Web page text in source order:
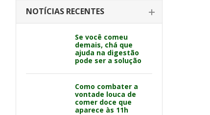
NOTÍCIAS RECENTES
Se você comeu
demais, chá que
ajuda na digestão
pode ser a solução
Como combater a
vontade louca de
comer doce que
aparece às 11h